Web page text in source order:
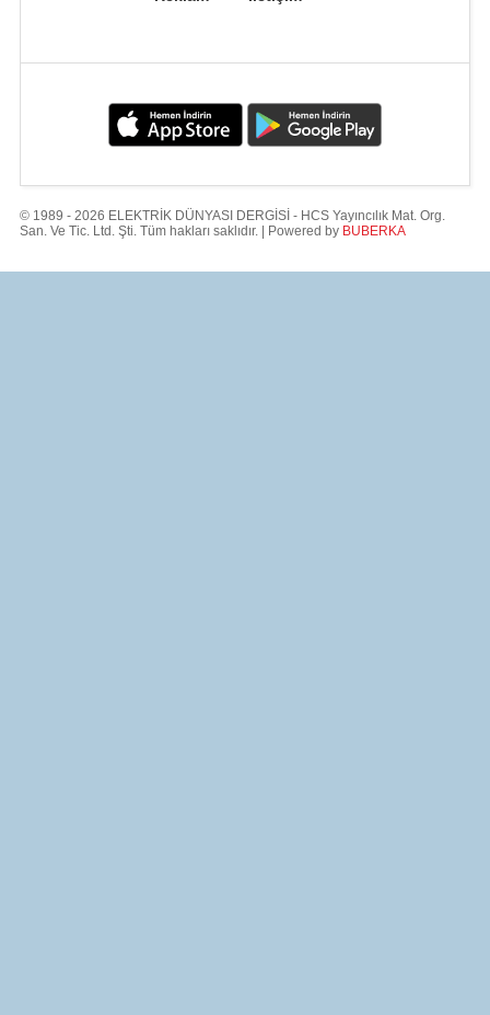
© 1989 - 2026 ELEKTRİK DÜNYASI DERGİSİ - HCS Yayıncılık Mat. Org.
San. Ve Tic. Ltd. Şti. Tüm hakları saklıdır. | Powered by BUBERKA